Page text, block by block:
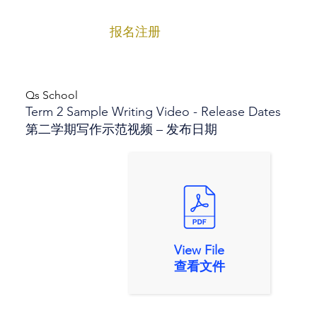
报名注册
Qs School
Term 2 Sample Writing Video - Release Dates
第二学期写作示范视频 – 发布日期
View File
查看文件